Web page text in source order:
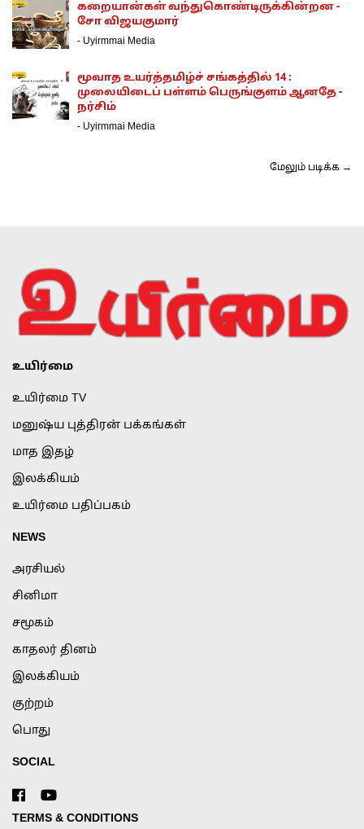
கறையான்கள் வந்துகொண்டிருக்கின்றன -
சோ விஜயகுமார்
- Uyirmmai Media
மூவாத உயர்த்தமிழ்ச் சங்கத்தில் 14 :
முலையிடைப் பள்ளம் பெருங்குளம் ஆனதே -
நர்சிம்
- Uyirmmai Media
மேலும் படிக்க →
உயிர்மை
உயிர்மை TV
மனுஷ்ய புத்திரன் பக்கங்கள்
மாத இதழ்
இலக்கியம்
உயிர்மை பதிப்பகம்
NEWS
அரசியல்
சினிமா
சமூகம்
காதலர் தினம்
இலக்கியம்
குற்றம்
பொது
SOCIAL
TERMS & CONDITIONS